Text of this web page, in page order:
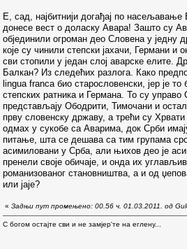
Е, сад, најбитнији догађај по
донесе вест о доласку Авара! Зашто су
објединили огроман део Словена у
које су чинили степски јахачи, Германи
сви стопили у један слој аварске елите.
Балкан? Из следећих разлога. Како
lingua franca био старословенски, јер је
степских ратника и Германа. То су
представљају Ободрити, Тимочани и
прву словенску државу, а трећи су
одмах у сукобе са Аварима, док Срби
питање, шта се дешава са тим групама
асимиловани у Срба, али њихов део је
пренели своје обичаје, и онда их
романизованог становништва, а и од
или јаје?
« Задњи пут промењено: 00.56 ч. 01.03.2011. од
С богом остајте сви и не замјер'те на еглену...